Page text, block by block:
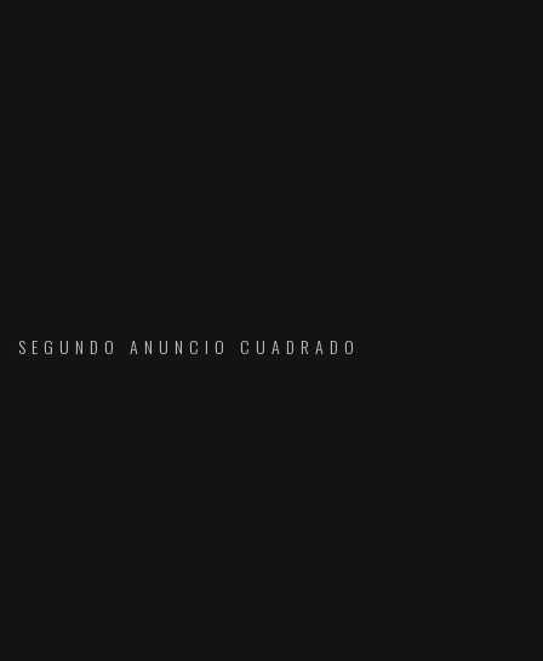
SEGUNDO ANUNCIO CUADRADO